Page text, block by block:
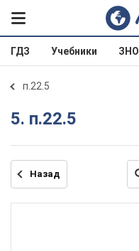
ГДЗ Учебники ЗНО
п.22.5
5. п.22.5
Назад